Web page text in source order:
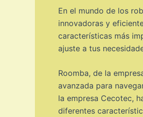
En el mundo de los
innovadoras y
características más
ajuste a tus
Roomba, de la
avanzada para
la empresa Cecotec,
diferentes